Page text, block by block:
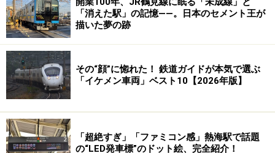
ホテル並みの設備もあるA寝台個室（北斗星4号・ロイヤ
ル）
■1人用A寝台個室
ロイヤル、シングルデラックス
■2人用A寝台個室
スイート、カシオペアスイート、カシオペアデラック
「消えた駅」の記憶――。日本のセメント王が
描いた夢の跡
その“顔”に惚れた！ 鉄道ガイドが本気で選ぶ
「イケメン車両」ベスト10【2026年版】
「超絶すぎ」「ファミコン感」熱海駅で話題
の“LED発車標”のドット絵、完全紹介！